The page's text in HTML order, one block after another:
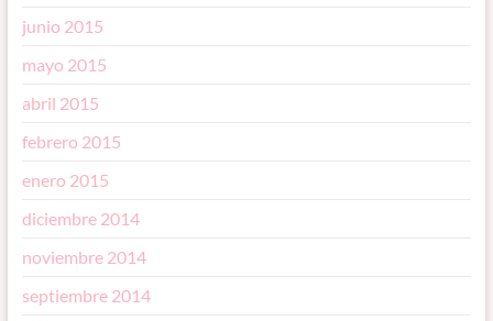
junio 2015
mayo 2015
abril 2015
febrero 2015
enero 2015
diciembre 2014
noviembre 2014
septiembre 2014